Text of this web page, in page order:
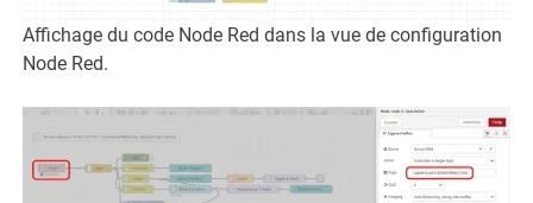
Affichage du code Node Red dans la vue de configuration
Node Red.